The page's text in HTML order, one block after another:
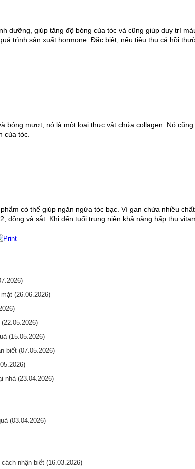
dưỡng, giúp tăng độ bóng của tóc và cũng giúp duy trì
trình sản xuất hormone. Đặc biệt, nếu tiêu thụ cá hồi
bóng mượt, nó là một loại thực vật chứa collagen. Nó cũng
của tóc.
có thể giúp ngăn ngừa tóc bạc. Vì gan chứa nhiều
đồng và sắt. Khi đến tuổi trung niên khả năng hấp thụ
(26.06.2026)
(15.05.2026)
biết (07.05.2026)
nhà (23.04.2026)
(03.04.2026)
nhận biết (16.03.2026)